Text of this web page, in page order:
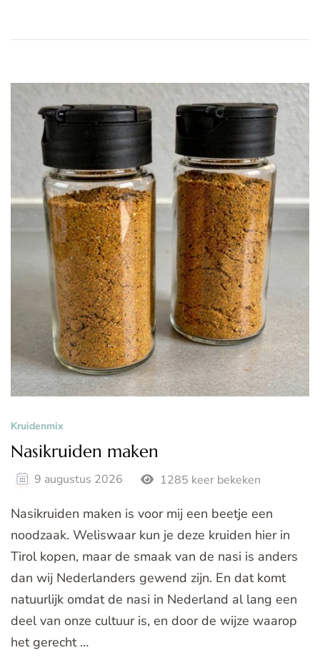
Kruidenmix
Nasikruiden maken
9 augustus 2026 1285 keer bekeken
Nasikruiden maken is voor mij een beetje een
noodzaak. Weliswaar kun je deze kruiden hier in
Tirol kopen, maar de smaak van de nasi is anders
dan wij Nederlanders gewend zijn. En dat komt
natuurlijk omdat de nasi in Nederland al lang een
deel van onze cultuur is, en door de wijze waarop
het gerecht …